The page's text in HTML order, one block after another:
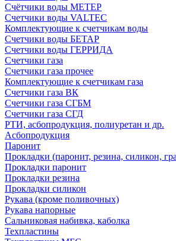
Счётчики воды МЕТЕР
Счетчики воды VALTEC
Комплектующие к счетчикам воды
Счетчики воды БЕТАР
Счетчики воды ГЕРРИДА
Счетчики газа
Счетчики газа прочее
Комплектующие к счетчикам газа
Счетчики газа ВК
Счетчики газа СГБМ
Счетчики газа СГД
РТИ, асбопродукция, полиуретан и др.
Асбопродукция
Паронит
Прокладки (паронит, резина, силикон,
Прокладки паронит
Прокладки резина
Прокладки силикон
Рукава (кроме поливочных)
Рукава напорные
Сальниковая набивка, каболка
Техпластины